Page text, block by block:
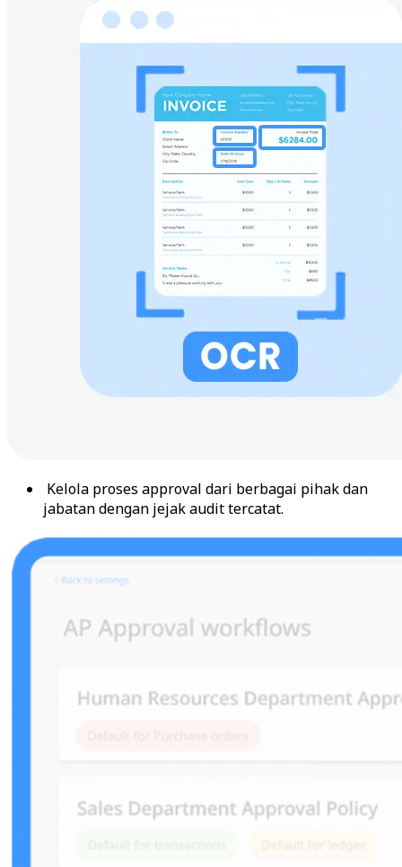
Kelola proses approval dari berbagai pihak dan
jabatan dengan jejak audit tercatat.